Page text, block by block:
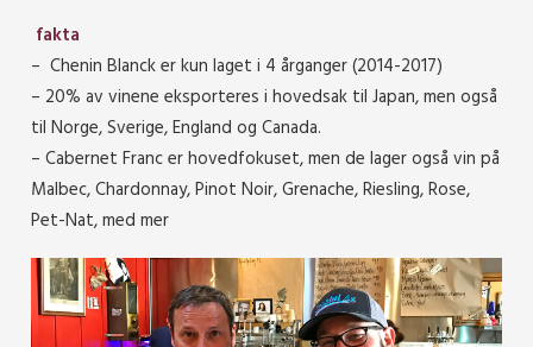
fakta
– Chenin Blanck er kun laget i 4 årganger (2014-2017)
– 20% av vinene eksporteres i hovedsak til Japan, men også
til Norge, Sverige, England og Canada.
– Cabernet Franc er hovedfokuset, men de lager også vin på
Malbec, Chardonnay, Pinot Noir, Grenache, Riesling, Rose,
Pet-Nat, med mer